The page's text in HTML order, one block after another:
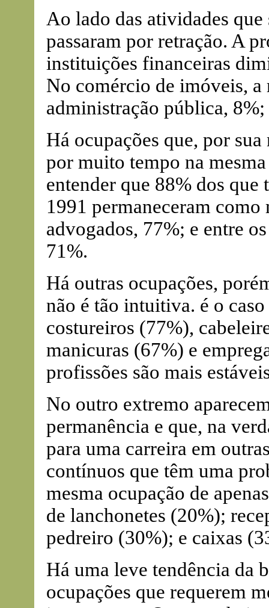
Ao lado das atividades
passaram por retração. A
instituições financeiras
No comércio de imóveis,
administração pública,
Há ocupações que, por
por muito tempo na
entender que 88% dos
1991 permaneceram
advogados, 77%; e entre
71%.
Há outras ocupações,
não é tão intuitiva. é o
costureiros (77%),
manicuras (67%) e
profissões são mais
No outro extremo
permanência e que, na
para uma carreira em
contínuos que têm uma
mesma ocupação de
de lanchonetes (20%);
pedreiro (30%); e caixas
Há uma leve tendência da
ocupações que requerem